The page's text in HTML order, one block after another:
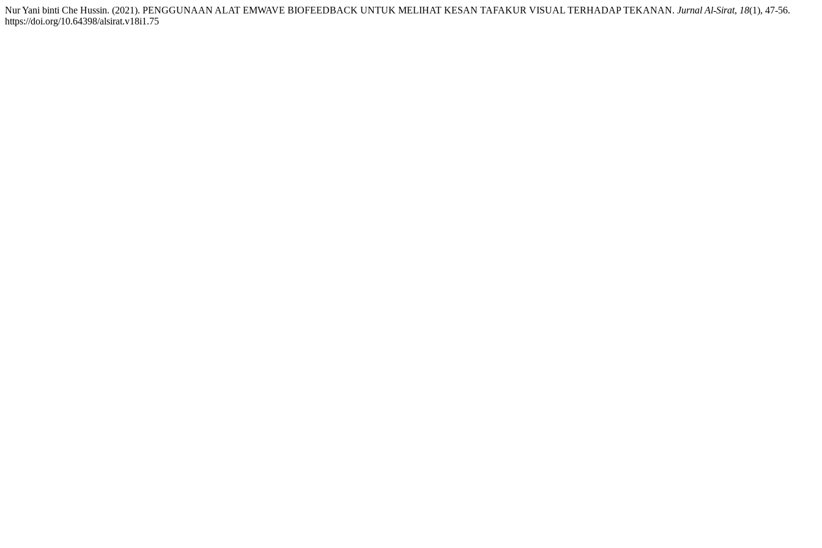
Nur Yani binti Che Hussin. (2021). PENGGUNAAN ALAT EMWAVE BIOFEEDBACK UNTUK MELIHAT KESAN TAFAKUR VISUAL TERHADAP TEKANAN. Jurnal Al-Sirat, 18(1), 47-56.
https://doi.org/10.64398/alsirat.v18i1.75